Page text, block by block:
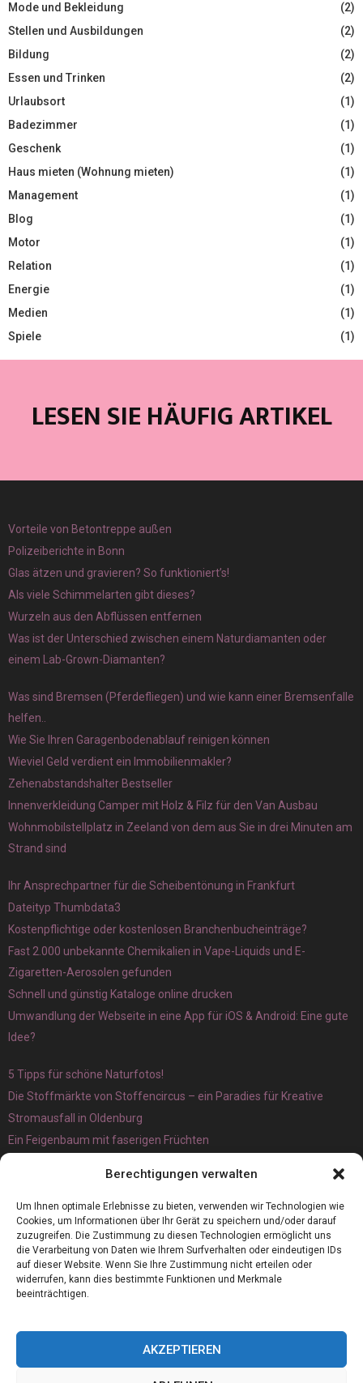
Berechtigungen verwalten
Um Ihnen optimale Erlebnisse zu bieten, verwenden wir Technologien wie
Cookies, um Informationen über Ihr Gerät zu speichern und/oder darauf
zuzugreifen. Die Zustimmung zu diesen Technologien ermöglicht uns
die Verarbeitung von Daten wie Ihrem Surfverhalten oder eindeutigen IDs
auf dieser Website. Wenn Sie Ihre Zustimmung nicht erteilen oder
widerrufen, kann dies bestimmte Funktionen und Merkmale
beeinträchtigen.
AKZEPTIEREN
Mode und Bekleidung
(2)
Stellen und Ausbildungen
(2)
Bildung
(2)
Essen und Trinken
(2)
Urlaubsort
(1)
Badezimmer
(1)
Geschenk
(1)
Haus mieten (Wohnung mieten)
(1)
Management
(1)
Blog
(1)
Motor
(1)
Relation
(1)
Energie
(1)
Medien
(1)
Spiele
(1)
LESEN SIE HÄUFIG ARTIKEL
Vorteile von Betontreppe außen
Polizeiberichte in Bonn
Glas ätzen und gravieren? So funktioniert’s!
Als viele Schimmelarten gibt dieses?
Wurzeln aus den Abflüssen entfernen
Was ist der Unterschied zwischen einem Naturdiamanten oder
einem Lab-Grown-Diamanten?
Was sind Bremsen (Pferdefliegen) und wie kann einer Bremsenfalle
helfen..
Wie Sie Ihren Garagenbodenablauf reinigen können
Wieviel Geld verdient ein Immobilienmakler?
Zehenabstandshalter Bestseller
Innenverkleidung Camper mit Holz & Filz für den Van Ausbau
Wohnmobilstellplatz in Zeeland von dem aus Sie in drei Minuten am
Strand sind
Ihr Ansprechpartner für die Scheibentönung in Frankfurt
Dateityp Thumbdata3
Kostenpflichtige oder kostenlosen Branchenbucheinträge?
Fast 2.000 unbekannte Chemikalien in Vape-Liquids und E-
Zigaretten-Aerosolen gefunden
Schnell und günstig Kataloge online drucken
Umwandlung der Webseite in eine App für iOS & Android: Eine gute
Idee?
5 Tipps für schöne Naturfotos!
Die Stoffmärkte von Stoffencircus – ein Paradies für Kreative
Stromausfall in Oldenburg
Ein Feigenbaum mit faserigen Früchten
Magnetangeln